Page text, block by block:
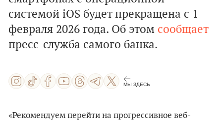
системой iOS будет прекращена с 1
февраля 2026 года. Об этом сообщает
пресс-служба самого банка.
МЫ ЗДЕСЬ
«Рекомендуем перейти на прогрессивное веб-